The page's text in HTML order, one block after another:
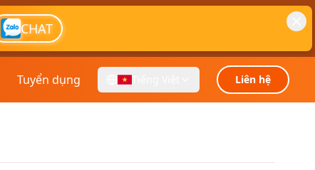
CHAT
Tuyển dụng Liên hệ